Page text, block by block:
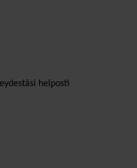
helposti